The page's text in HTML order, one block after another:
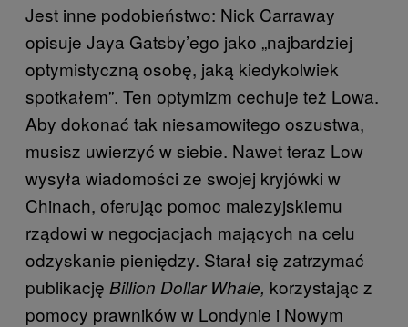
Jest inne podobieństwo: Nick Carraway
opisuje Jaya Gatsby’ego jako „najbardziej
optymistyczną osobę, jaką kiedykolwiek
spotkałem”. Ten optymizm cechuje też Lowa.
Aby dokonać tak niesamowitego oszustwa,
musisz uwierzyć w siebie. Nawet teraz Low
wysyła wiadomości ze swojej kryjówki w
Chinach, oferując pomoc malezyjskiemu
rządowi w negocjacjach mających na celu
odzyskanie pieniędzy. Starał się zatrzymać
publikację Billion Dollar Whale, korzystając z
pomocy prawników w Londynie i Nowym